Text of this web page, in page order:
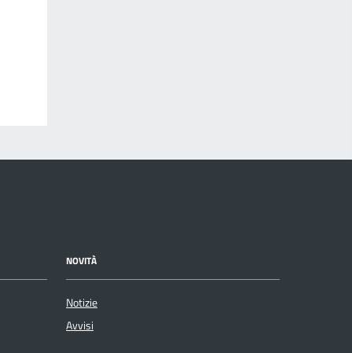
NOVITÀ
Notizie
Avvisi